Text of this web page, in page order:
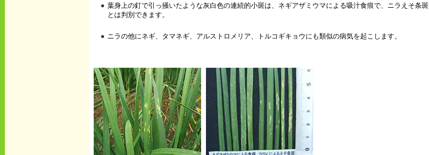
葉身上の釘で引っ掻いたような灰白色の連続的小斑は、ネギアザミウマによる吸汁食痕で、ニラえそ条斑
とは判別できます。
ニラの他にネギ、タマネギ、アルストロメリア、トルコギキョウにも類似の病気を起こします。